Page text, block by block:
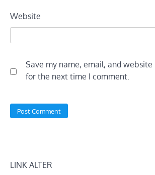
Website
Save my name, email, and
for the next time I comment.
LINK ALTER